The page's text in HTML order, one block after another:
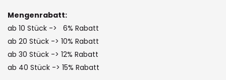
gallery
Mengenrabatt:
ab 10 Stück -> 6% Rabatt
ab 20 Stück -> 10% Rabatt
ab 30 Stück -> 12% Rabatt
ab 40 Stück -> 15% Rabatt